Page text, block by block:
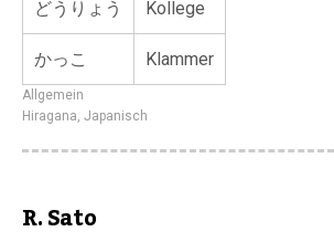
どうりょう Kollege
かっこ Klammer
Allgemein
Hiragana, Japanisch
R. Sato